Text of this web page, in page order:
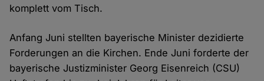
komplett vom Tisch.
Anfang Juni stellten bayerische Minister dezidierte
Forderungen an die Kirchen. Ende Juni forderte der
bayerische Justizminister Georg Eisenreich (CSU)